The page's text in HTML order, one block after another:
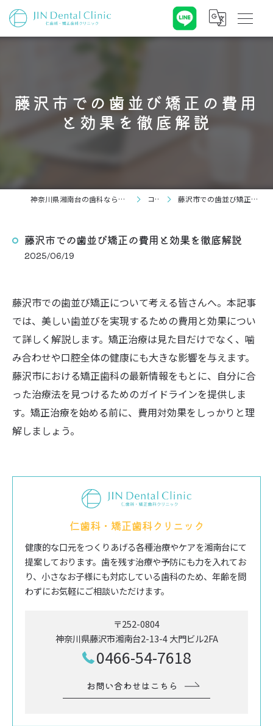
藤沢市での歯並び矯正の費用
と効果を徹底解説
神奈川県湘南台の歯科なら仁歯科・矯正歯科クリニック コラム 藤沢市での歯並び矯正の費用と効果を徹底解説
藤沢市での歯並び矯正の費用と効果を徹底解説
2025/06/19
藤沢市での歯並び矯正について考える皆さんへ。本記事
では、美しい歯並びを実現するための費用と効果につい
て詳しく解説します。矯正治療は見た目だけでなく、噛
み合わせや口腔全体の健康にも大きな影響を与えます。
藤沢市における矯正歯科の最新情報をもとに、自分に合
った治療法を見つけるためのガイドラインを提供しま
す。矯正治療を始める前に、費用対効果をしっかりと理
解しましょう。
仁歯科・矯正歯科クリニック
健康的な口元をつくりあげる各種治療やケアを湘南台にて
提案しております。歯を残す治療や予防にも力を入れてお
り、小さなお子様にも対応している歯科のため、年齢を問
わずにお気軽にご相談いただけます。
〒252-0804
神奈川県藤沢市湘南台2-13-4 大門ビル2FA
0466-54-7618
お問い合わせはこちら